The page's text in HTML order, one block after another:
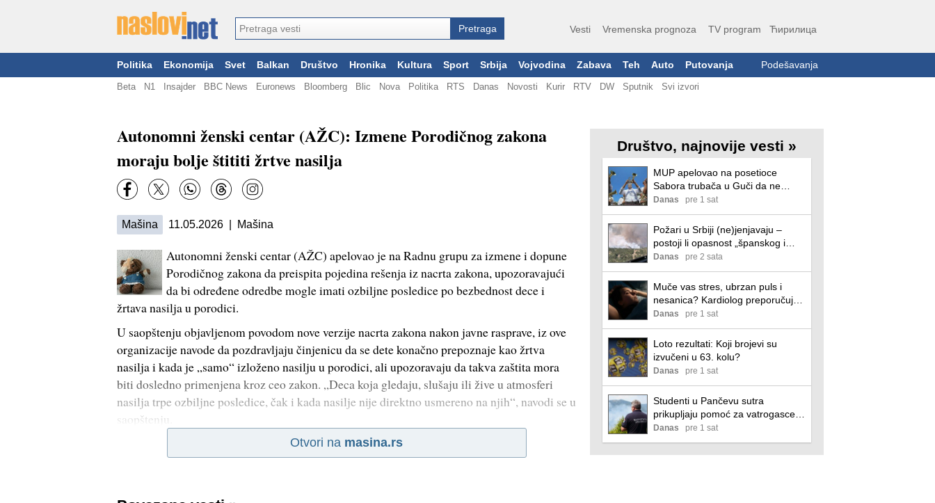
Vesti Vremenska prognoza TV program Ћирилица
Politika Ekonomija Svet Balkan Društvo Hronika Kultura Sport Srbija Vojvodina Zabava Teh Auto Putovanja Podešavanja
Beta N1 Insajder BBC News Euronews Bloomberg Blic Nova Politika RTS Danas Novosti Kurir RTV DW Sputnik Svi izvori
Autonomni ženski centar (AŽC): Izmene Porodičnog zakona
moraju bolje štititi žrtve nasilja
Mašina 11.05.2026 | Mašina
Autonomni ženski centar (AŽC) apelovao je na Radnu grupu za izmene i dopune
Porodičnog zakona da preispita pojedina rešenja iz nacrta zakona, upozoravajući
da bi određene odredbe mogle imati ozbiljne posledice po bezbednost dece i
žrtava nasilja u porodici.
U saopštenju objavljenom povodom nove verzije nacrta zakona nakon javne rasprave, iz ove
organizacije navode da pozdravljaju činjenicu da se dete konačno prepoznaje kao žrtva
nasilja i kada je „samo“ izloženo nasilju u porodici, ali upozoravaju da takva zaštita mora
biti dosledno primenjena kroz ceo zakon. „Deca koja gledaju, slušaju ili žive u atmosferi
nasilja trpe ozbiljne posledice, čak i kada nasilje nije direktno usmereno na njih“, navodi se u
saopštenju.
Otvori na masina.rs
Društvo, najnovije vesti »
MUP apelovao na posetioce
Sabora trubača u Guči da ne
upravljaju vozilima pod dejstvom
alhohola
Danas pre 1 sat
Požari u Srbiji (ne)jenjavaju –
postoji li opasnost „španskog i
francuskog scenarija“?
Danas pre 2 sata
Muče vas stres, ubrzan puls i
nesanica? Kardiolog preporučuje
tehniku koja traje svega 10 minuta
Danas pre 1 sat
Loto rezultati: Koji brojevi su
izvučeni u 63. kolu?
Danas pre 1 sat
Studenti u Pančevu sutra
prikupljaju pomoć za vatrogasce i
dobrovoljce u Deliblatskoj peščari
Danas pre 1 sat